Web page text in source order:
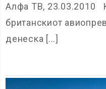
Алфа ТВ, 23.03.2010
британскиот
денеска [...]